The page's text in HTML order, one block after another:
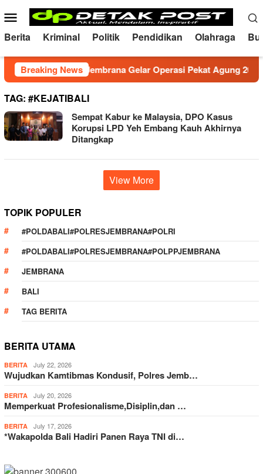
to
content
Mobile
Menu
Berita Kriminal Politik Pendidikan Olahraga
Breaking News
Polres Jembrana Gelar Operasi Pekat Agung 2026
TAG: #KEJATIBALI
Sempat Kabur ke Malaysia, DPO Kasus
Korupsi LPD Yeh Embang Kauh Akhirnya
Ditangkap
View More
TOPIK POPULER
#POLDABALI#POLRESJEMBRANA#POLRI
#POLDABALI#POLRESJEMBRANA#POLPPJEMBRANA
JEMBRANA
BALI
TAG BERITA
BERITA UTAMA
BERITA July 22, 2026
Wujudkan Kamtibmas Kondusif, Polres Jemb…
BERITA July 20, 2026
Memperkuat Profesionalisme,Disiplin,dan …
BERITA July 17, 2026
*Wakapolda Bali Hadiri Panen Raya TNI di…